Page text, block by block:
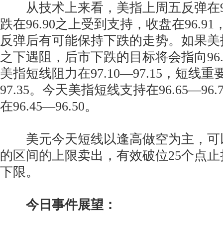
从技术上来看，美指上周五反弹在
跌在96.90之上受到支持，收盘在96.91
反弹后有可能保持下跌的走势。如果
之下遇阻，后市下跌的目标将会指向
美指短线阻力在97.10—97.15，短线重
97.35。今天美指短线支持在
在96.45—96.50。
美元今天短线以逢高做空为主，可
的区间的上限卖出，有效破位25个点
下限。
今日事件展望：